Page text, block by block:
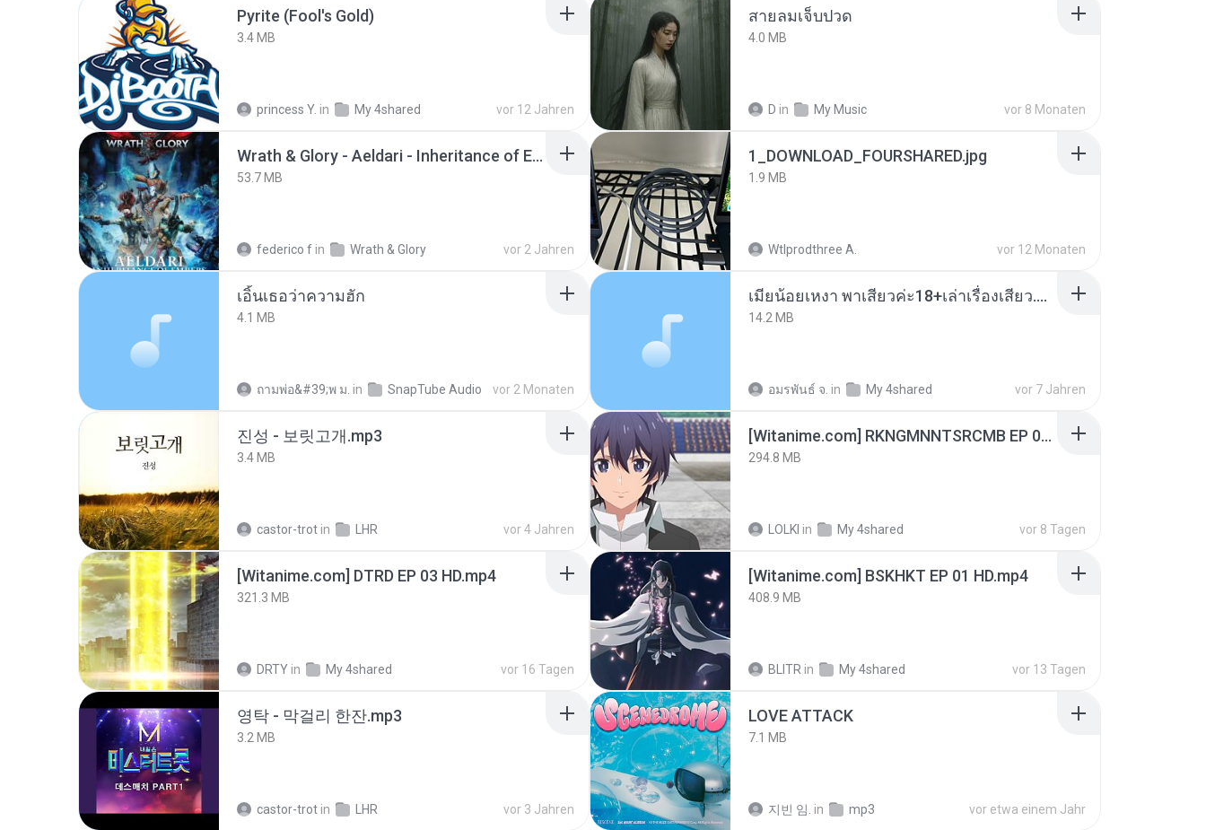
Pyrite (Fool's Gold)
3.4 MB
princess Y. in My 4shared vor 12 Jahren
สายลมเจ็บปวด
4.0 MB
D in My Music vor 8 Monaten
Wrath & Glory - Aeldari - Inheritance of Embers.pdf
53.7 MB
federico f in Wrath & Glory vor 2 Jahren
1_DOWNLOAD_FOURSHARED.jpg
1.9 MB
Wtlprodthree A. vor 12 Monaten
เอิ้นเธอว่าความฮัก
4.1 MB
ถามพ่อ&#39;พ ม. in SnapTube Audio vor 2 Monaten
เมียน้อยเหงา พาเสียวค่ะ18+เล่าเรื่องเสียว.mp3
14.2 MB
อมรพันธ์ จ. in My 4shared vor 7 Jahren
진성 - 보릿고개.mp3
3.4 MB
castor-trot in LHR vor 4 Jahren
[Witanime.com] RKNGMNNTSRCMB EP 06 HD.mp4
294.8 MB
LOLKI in My 4shared vor 8 Tagen
[Witanime.com] DTRD EP 03 HD.mp4
321.3 MB
DRTY in My 4shared vor 16 Tagen
[Witanime.com] BSKHKT EP 01 HD.mp4
408.9 MB
BLITR in My 4shared vor 13 Tagen
영탁 - 막걸리 한잔.mp3
3.2 MB
castor-trot in LHR vor 3 Jahren
LOVE ATTACK
7.1 MB
지빈 임. in mp3 vor etwa einem Jahr